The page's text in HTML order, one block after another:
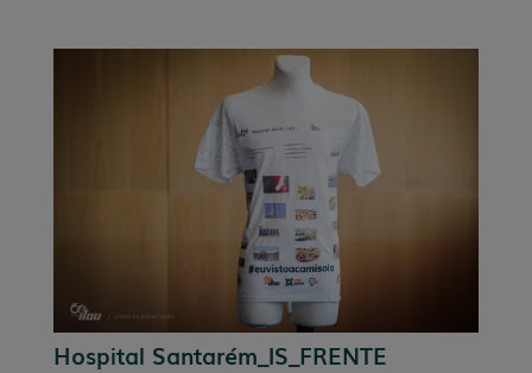
Hospital Santarém_IS_FRENTE